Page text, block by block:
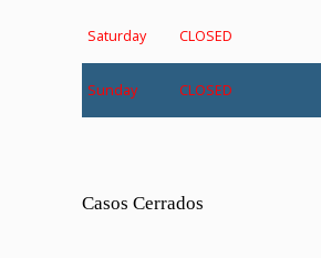
Saturday CLOSED
Sunday CLOSED
Casos Cerrados